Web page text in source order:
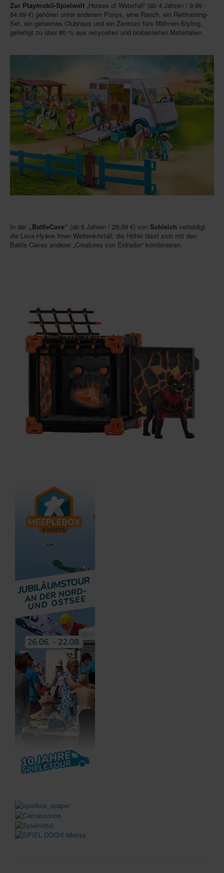
Zur Playmobil-Spielwelt „Horses of Waterfall“ (ab 4 Jahren / 9,99 -
64,99 €) gehören unter anderem Ponys, eine Ranch, ein Reittraining-
Set, ein geheimes Clubhaus und ein Zentrum fürs Mähnen-Styling,
gefertigt zu über 80 % aus recycelten und biobasierten Materialien.
In der „BattleCave“ (ab 6 Jahren / 29,99 €) von Schleich verteidigt
die Lava-Hyäne ihren Weltenkristall; die Höhle lässt sich mit den
Battle Caves anderer „Creatures von Eldrador“ kombinieren.